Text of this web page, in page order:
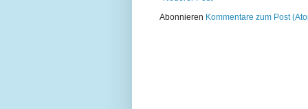
Abonnieren Kommentare zum Post